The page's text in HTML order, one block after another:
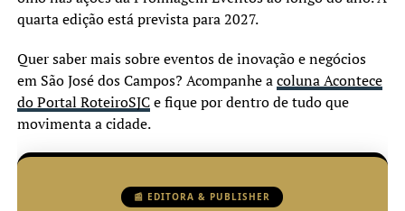
quarta edição está prevista para 2027.
Quer saber mais sobre eventos de inovação e negócios
em São José dos Campos? Acompanhe acoluna Acontece
do Portal RoteiroSJCe fique por dentro de tudo que
movimenta a cidade.
📰 EDITORA & PUBLISHER